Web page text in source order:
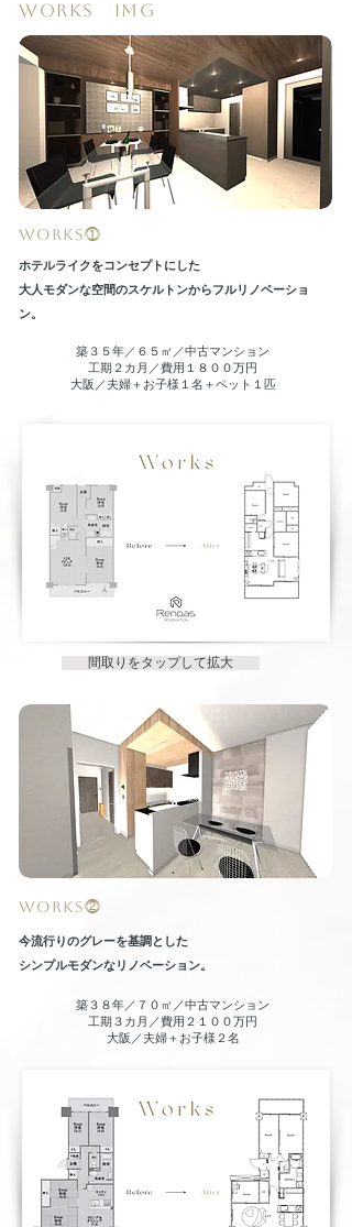
WORKS IMG
WORKS⓵
ホテルライクをコンセプトにした
大人モダンな空間のスケルトンからフルリノベーショ
ン。
築３５年／６５㎡／中古マンション
​工期２カ月／費用１８００万円
​大阪／夫婦＋お子様１名＋ペット１匹
​ 間取りをタップして拡大
WORKS⓶
今流行りのグレーを基調とした
シンプルモダンなリノベーション。
築３８年／７０㎡／中古マンション
​工期３カ月／費用２１００万円
​大阪／夫婦＋お子様２名